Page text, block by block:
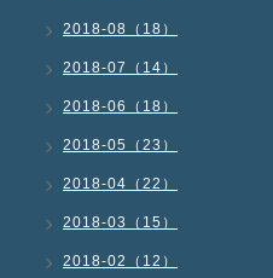
2018-08（18）
2018-07（14）
2018-06（18）
2018-05（23）
2018-04（22）
2018-03（15）
2018-02（12）